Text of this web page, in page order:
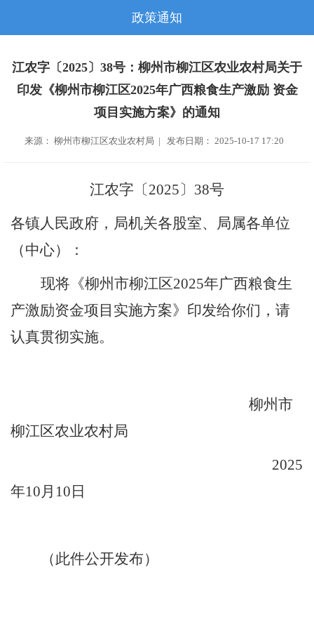
政策通知
江农字〔2025〕38号：柳州市柳江区农业农村局关于
印发《柳州市柳江区2025年广西粮食生产激励 资金
项目实施方案》的通知
来源： 柳州市柳江区农业农村局 | 发布日期： 2025-10-17 17:20
江农字〔2025〕 38号
各镇人民政府， 局机关各股室、局属各单位
（中心）
：
现将《柳州市柳江区2025年广西粮食生
产激励资金项目实施方案》印发给你们，请
认真贯彻实施。
柳州市
柳江区农业农村局
2025
年10月 10 日
（此件公开发布）